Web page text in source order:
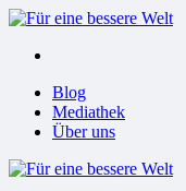
Menu
Menu
Blog
Mediathek
Über uns
Für